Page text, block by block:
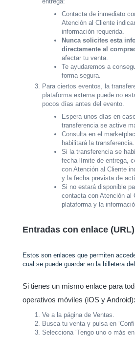
Contacta de inmediato
Atención al Cliente
información requerida.
Nunca solicites esta
directamente al
afectar tu venta.
Te ayudaremos a
forma segura.
Para ciertos eventos, la
plataforma externa puede no
pocos días antes del evento.
Espera unos días en
transferencia se active
Consulta en el
habilitará la transferencia.
Si la transferencia se
fecha límite de entrega,
con Atención al Cliente
y la fecha prevista de
Si no estará disponible
contacta con Atención al
plataforma y la
Entradas con enlace (URL)
Estos son enlaces que permiten
cual se puede guardar en la billetera
Si tienes un mismo enlace para
operativos móviles (iOS y Android):
Ve a la página de Ventas.
Busca tu venta y pulsa en
Selecciona ‘Tengo uno o más